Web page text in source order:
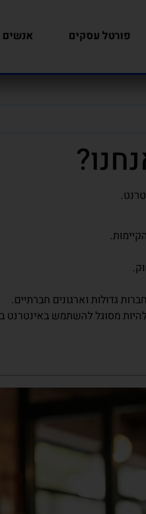
פורטל עסקים אנשים
גדולות וארגונים חברתיים.
מסוגל להשתמש באינטרנט